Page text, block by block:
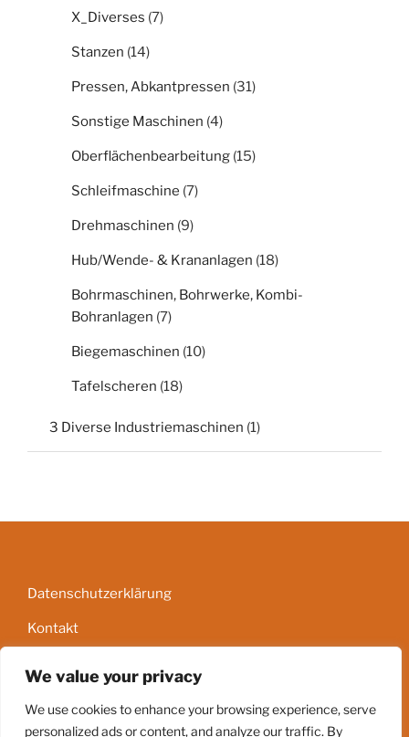
We value your privacy
We use cookies to enhance your browsing experience, serve
personalized ads or content, and analyze our traffic. By
X_Diverses (7)
Stanzen (14)
Pressen, Abkantpressen (31)
Sonstige Maschinen (4)
Oberflächenbearbeitung (15)
Schleifmaschine (7)
Drehmaschinen (9)
Hub/Wende- & Krananlagen (18)
Bohrmaschinen, Bohrwerke, Kombi-
Bohranlagen (7)
Biegemaschinen (10)
Tafelscheren (18)
3 Diverse Industriemaschinen (1)
Datenschutzerklärung
Kontakt